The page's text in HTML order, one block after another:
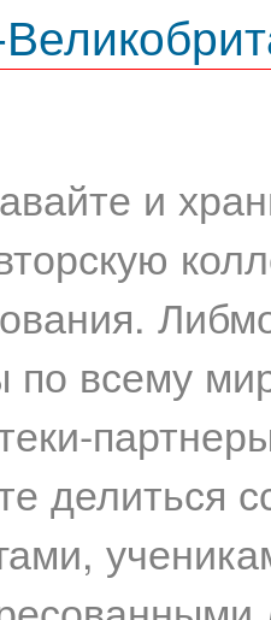
и
по всему
делиться